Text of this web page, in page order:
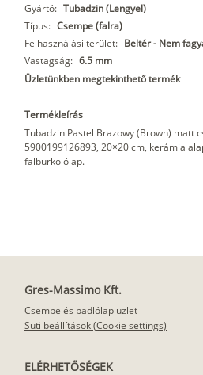
Gyártó: Tubadzin (Lengyel)
Típus: Csempe (falra)
Felhasználási terület: Beltér - Nem
Vastagság: 6.5 mm
Üzletünkben megtekinthető termék
Termékleírás
Tubadzin Pastel Brazowy (Brown) matt
5900199126893, 20×20 cm, kerámia
falburkolólap.
Gres-Massimo Kft.
Csempe és padlólap üzlet
Süti beállítások (Cookie settings)
ELÉRHETŐSÉGEK